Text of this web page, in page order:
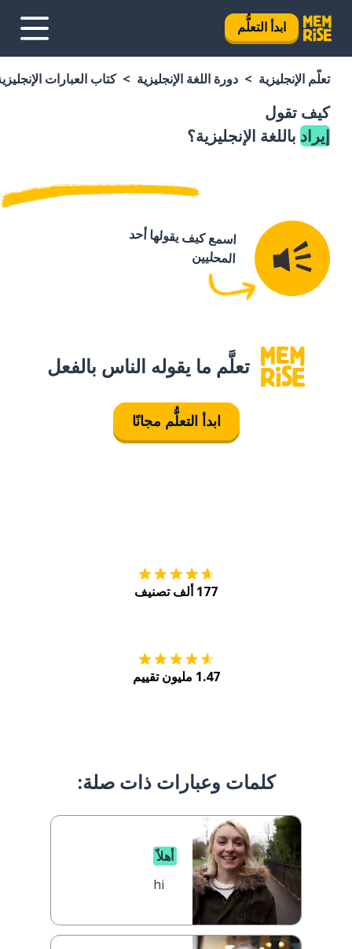
ابدأ التعلُّم
تعلَّم الإنجليزية دورة اللغة الإنجليزية كتاب العبارات
كيف تقول
إيراد باللغة الإنجليزية؟
اسمع كيف يقولها أحد
المحليين
تعلَّم ما يقوله الناس بالفعل
ابدأ التعلُّم مجانًا
177 ألف تصنيف
1.47 مليون تقييم
كلمات وعبارات ذات صلة:
أهلاً
hi